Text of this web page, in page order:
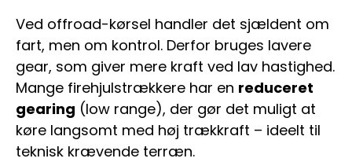
Ved offroad-kørsel handler det sjældent om
fart, men om kontrol. Derfor bruges lavere
gear, som giver mere kraft ved lav hastighed.
Mange firehjulstrækkere har en reduceret
gearing (low range), der gør det muligt at
køre langsomt med høj trækkraft – ideelt til
teknisk krævende terræn.